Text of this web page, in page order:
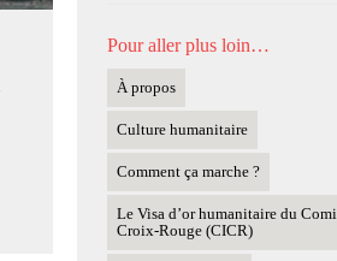
Pour aller plus loin…
À propos
Culture humanitaire
Comment ça marche ?
Le Visa d’or humanitaire du
Croix-Rouge (CICR)